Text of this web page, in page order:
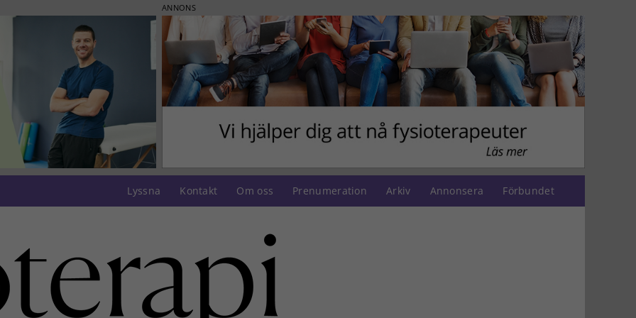
ANNONS
Lyssna Kontakt Om oss Prenumeration Arkiv Annonsera Förbundet